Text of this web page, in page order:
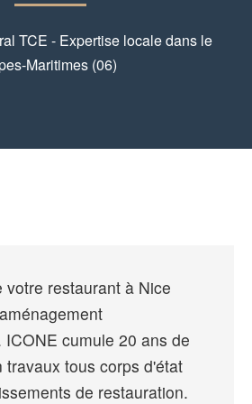
TCE - Expertise locale dans le
Maritimes (06)
votre restaurant à Nice
ICONE cumule 20 ans de
travaux tous corps d'état
de restauration.